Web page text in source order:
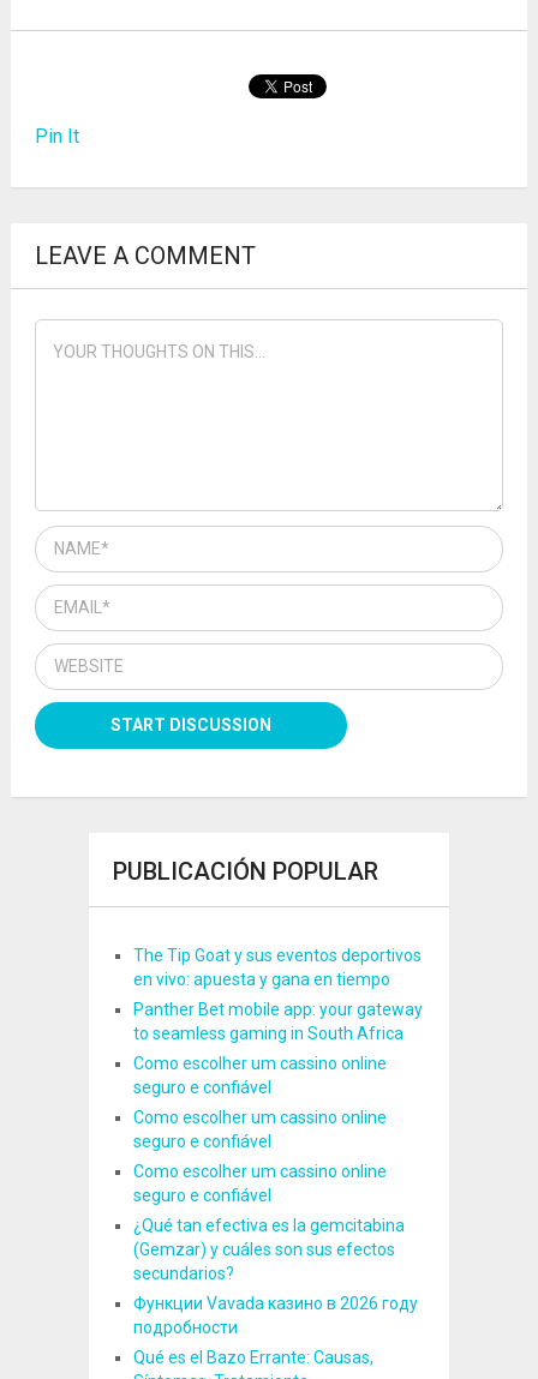
Pin It
LEAVE A COMMENT
PUBLICACIÓN POPULAR
The Tip Goat y sus eventos deportivos
en vivo: apuesta y gana en tiempo
Panther Bet mobile app: your gateway
to seamless gaming in South Africa
Como escolher um cassino online
seguro e confiável
Como escolher um cassino online
seguro e confiável
Como escolher um cassino online
seguro e confiável
¿Qué tan efectiva es la gemcitabina
(Gemzar) y cuáles son sus efectos
secundarios?
Функции Vavada казино в 2026 году
подробности
Qué es el Bazo Errante: Causas,